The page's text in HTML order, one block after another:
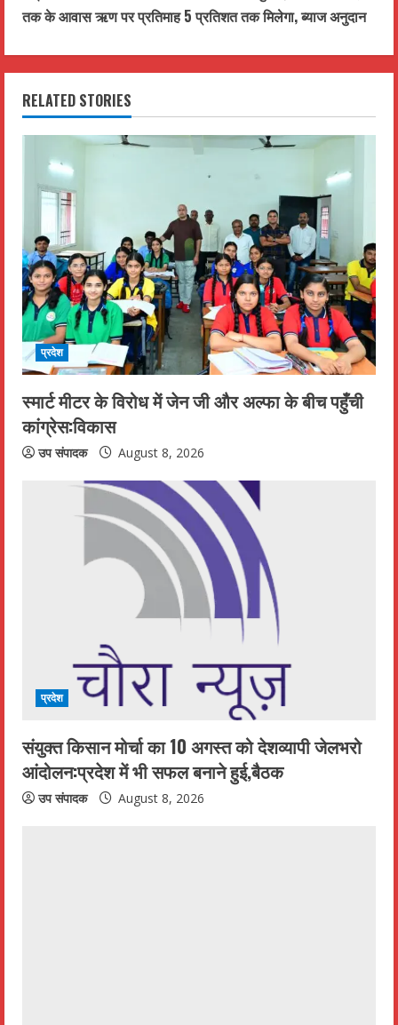
n
u
a
d
i
n
g
तक के आवास ऋण पर प्रतिमाह 5 प्रतिशत तक मिलेगा, ब्याज अनुदान
RELATED STORIES
प्रदेश
स्मार्ट मीटर के विरोध में जेन जी और अल्फा के बीच पहुँची
कांग्रेस:विकास
उप संपादक August 8, 2026
प्रदेश
संयुक्त किसान मोर्चा का 10 अगस्त को देशव्यापी जेलभरो
आंदोलन:प्रदेश में भी सफल बनाने हुई,बैठक
उप संपादक August 8, 2026